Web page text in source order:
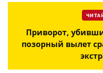
Приворот,
позорный вылет